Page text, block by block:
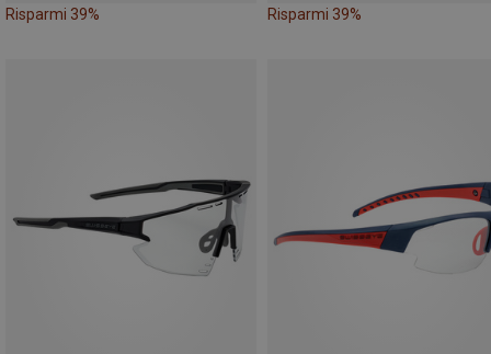
Risparmi 39% Risparmi 39%